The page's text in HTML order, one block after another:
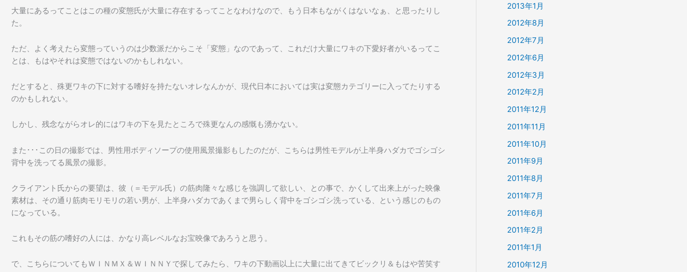
大量にあるってことはこの種の変態氏が大量に存在するってことなわけなので、もう日本もながくはないなぁ、と思ったりし
た。
ただ、よく考えたら変態っていうのは少数派だからこそ「変態」なのであって、これだけ大量にワキの下愛好者がいるってこ
とは、もはやそれは変態ではないのかもしれない。
だとすると、殊更ワキの下に対する嗜好を持たないオレなんかが、現代日本においては実は変態カテゴリーに入ってたりする
のかもしれない。
しかし、残念ながらオレ的にはワキの下を見たところで殊更なんの感慨も湧かない。
また･･･この日の撮影では、男性用ボディソープの使用風景撮影もしたのだが、こちらは男性モデルが上半身ハダカでゴシゴシ
背中を洗ってる風景の撮影。
クライアント氏からの要望は、彼（＝モデル氏）の筋肉隆々な感じを強調して欲しい、との事で、かくして出来上がった映像
素材は、その通り筋肉モリモリの若い男が、上半身ハダカであくまで男らしく背中をゴシゴシ洗っている、という感じのもの
になっている。
これもその筋の嗜好の人には、かなり高レベルなお宝映像であろうと思う。
で、こちらについてもＷＩＮＭＸ＆ＷＩＮＮＹで探してみたら、ワキの下動画以上に大量に出てきてビックリ＆もはや苦笑す
2013年1月
2012年8月
2012年7月
2012年6月
2012年3月
2012年2月
2011年12月
2011年11月
2011年10月
2011年9月
2011年8月
2011年7月
2011年6月
2011年2月
2011年1月
2010年12月